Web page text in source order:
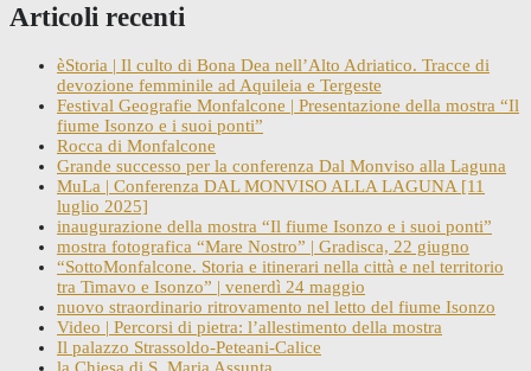
Articoli recenti
èStoria | Il culto di Bona Dea nell’Alto Adriatico. Tracce di
devozione femminile ad Aquileia e Tergeste
Festival Geografie Monfalcone | Presentazione della mostra “Il
fiume Isonzo e i suoi ponti”
Rocca di Monfalcone
Grande successo per la conferenza Dal Monviso alla Laguna
MuLa | Conferenza DAL MONVISO ALLA LAGUNA [11
luglio 2025]
inaugurazione della mostra “Il fiume Isonzo e i suoi ponti”
mostra fotografica “Mare Nostro” | Gradisca, 22 giugno
“SottoMonfalcone. Storia e itinerari nella città e nel territorio
tra Timavo e Isonzo” | venerdì 24 maggio
nuovo straordinario ritrovamento nel letto del fiume Isonzo
Video | Percorsi di pietra: l’allestimento della mostra
Il palazzo Strassoldo-Peteani-Calice
la Chiesa di S. Maria Assunta